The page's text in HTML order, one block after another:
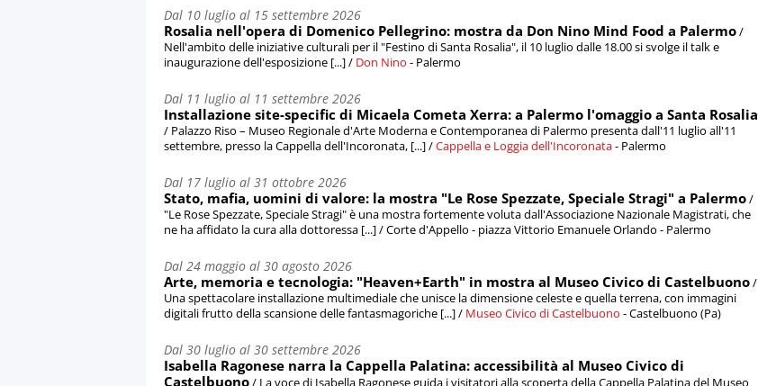
Dal 10 luglio al 15 settembre 2026
Rosalia nell'opera di Domenico Pellegrino: mostra da Don Nino Mind Food a Palermo/
Nell'ambito delle iniziative culturali per il "Festino di Santa Rosalia", il 10 luglio dalle 18.00 si svolge il talk e
inaugurazione dell'esposizione [...] / Don Nino - Palermo
Dal 11 luglio al 11 settembre 2026
Installazione site-specific di Micaela Cometa Xerra: a Palermo l'omaggio a Santa Rosalia
/ Palazzo Riso – Museo Regionale d'Arte Moderna e Contemporanea di Palermo presenta dall'11 luglio all'11
settembre, presso la Cappella dell'Incoronata, [...] /Cappella e Loggia dell'Incoronata- Palermo
Dal 17 luglio al 31 ottobre 2026
Stato, mafia, uomini di valore: la mostra "Le Rose Spezzate, Speciale Stragi" a Palermo/
"Le Rose Spezzate, Speciale Stragi" è una mostra fortemente voluta dall'Associazione Nazionale Magistrati, che
ne ha affidato la cura alla dottoressa [...] / Corte d'Appello - piazza Vittorio Emanuele Orlando - Palermo
Dal 24 maggio al 30 agosto 2026
Arte, memoria e tecnologia: "Heaven+Earth" in mostra al Museo Civico di Castelbuono/
Una spettacolare installazione multimediale che unisce la dimensione celeste e quella terrena, con immagini
digitali frutto della scansione delle fantasmagoriche [...] / Museo Civico di Castelbuono - Castelbuono (Pa)
Dal 30 luglio al 30 settembre 2026
Isabella Ragonese narra la Cappella Palatina: accessibilità al Museo Civico di
Castelbuono/ La voce di Isabella Ragonese guida i visitatori alla scoperta della Cappella Palatina del Museo